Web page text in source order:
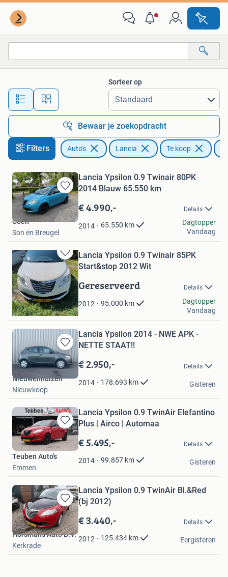
Alle afstanden…
Sorteer op
Bewaar je zoekopdracht
Filters Auto's Lancia Te koop
Bewaren
in
Mijn
Favorieten
Lancia Ypsilon 0.9 Twinair 80PK
2014 Blauw 65.550 km
€ 4.990,- Details
2014 65.550 km
Coen
Son en Breugel
Dagtopper
Vandaag
Bewaren
Mijn
Favorieten
Lancia Ypsilon 0.9 Twinair 85PK
Start&stop 2012 Wit
Gereserveerd Details
2012 95.000 km
lexdiederiks
Veendam
Dagtopper
Vandaag
Bewaren
in
Mijn
Favorieten
Lancia Ypsilon 2014 - NWE APK -
NETTE STAAT!!
€ 2.950,- Details
2014 178.693 km
Nieuwenhuizen
Nieuwkoop
Gisteren
Bewaren
in
Mijn
Favorieten
Lancia Ypsilon 0.9 TwinAir Elefantino
Plus | Airco | Automaa
€ 5.495,- Details
2014 99.857 km
Teuben Auto's
Emmen
Gisteren
Bewaren
in
Mijn
Favorieten
Lancia Ypsilon 0.9 TwinAir Bl.&Red
(bj 2012)
€ 3.440,- Details
2012 125.434 km
Horsmans Auto B.V.
Kerkrade
Eergisteren